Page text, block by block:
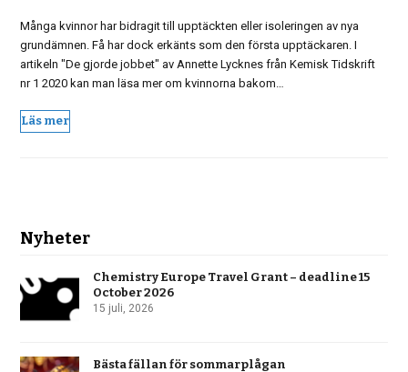
Många kvinnor har bidragit till upptäckten eller isoleringen av nya
grundämnen. Få har dock erkänts som den första upptäckaren. I
artikeln "De gjorde jobbet" av Annette Lycknes från Kemisk Tidskrift
nr 1 2020 kan man läsa mer om kvinnorna bakom…
Läs mer
Nyheter
Chemistry Europe Travel Grant – deadline 15
October 2026
15 juli, 2026
Bästa fällan för sommarplågan